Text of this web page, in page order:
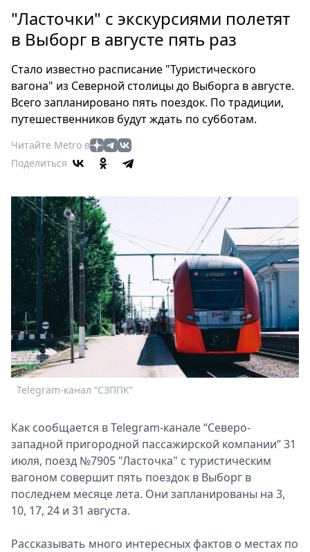
Россия
Мир
Еда
Туризм
Мода
Театр
Кино
Афиша
Книги
Выставки
Пресс-
релизы
О
Metro
Стримы
Спецпроекты
Звезды
Выборы
2026
Скачай
"Ласточки" с экскурсиями полетят
в Выборг в августе пять раз
Стало известно расписание "Туристического
вагона" из Северной столицы до Выборга в августе.
Всего запланировано пять поездок. По традиции,
путешественников будут ждать по субботам.
Читайте Metro в
Поделиться
Telegram-канал “СЗППК”
Как сообщается в Telegram-канале “Северо-
западной пригородной пассажирской компании” 31
июля, поезд №7905 "Ласточка" с туристическим
вагоном совершит пять поездок в Выборг в
последнем месяце лета. Они запланированы на 3,
10, 17, 24 и 31 августа.
Рассказывать много интересных фактов о местах по